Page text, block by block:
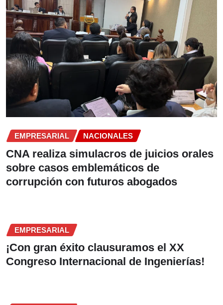
EMPRESARIAL NACIONALES
CNA realiza simulacros de juicios orales
sobre casos emblemáticos de
corrupción con futuros abogados
EMPRESARIAL
¡Con gran éxito clausuramos el XX
Congreso Internacional de Ingenierías!